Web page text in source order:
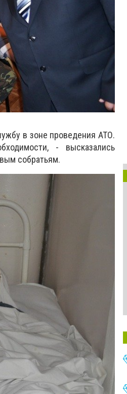
в зоне проведения АТО.
- высказались
собратьям.